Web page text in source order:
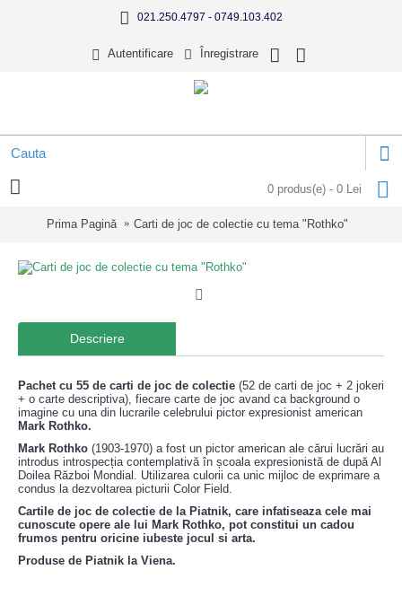
021.250.4797 - 0749.103.402
Autentificare Înregistrare
0 produs(e) - 0 Lei
Prima Pagină Carti de joc de colectie cu tema "Rothko"
Descriere
Pachet cu 55 de carti de joc de colectie (52 de carti de joc + 2 jokeri
+ o carte descriptiva), fiecare carte de joc avand ca background o
imagine cu una din lucrarile celebrului pictor expresionist american
Mark Rothko.
Mark Rothko (1903-1970) a fost un pictor american ale cărui lucrări au
introdus introspecția contemplativă în școala expresionistă de după Al
Doilea Război Mondial. Utilizarea culorii ca unic mijloc de exprimare a
condus la dezvoltarea picturii Color Field.
Cartile de joc de colectie de la Piatnik, care infatiseaza cele mai
cunoscute opere ale lui Mark Rothko, pot constitui un cadou
frumos pentru oricine iubeste jocul si arta.
Produse de Piatnik la Viena.